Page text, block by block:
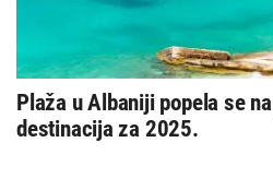
Plaža u Albaniji popela se
destinacija za 2025.